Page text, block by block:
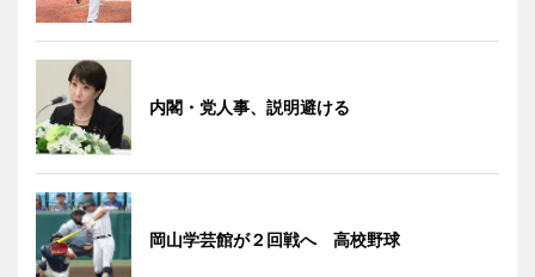
内閣・党人事、説明避ける
岡山学芸館が２回戦へ 高校野球